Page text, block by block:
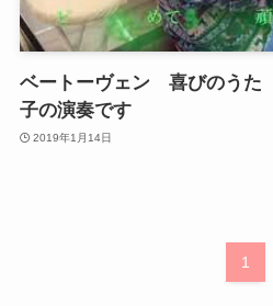
ベートーヴェン 喜びのう
子の演奏です
2019年1月14日
1